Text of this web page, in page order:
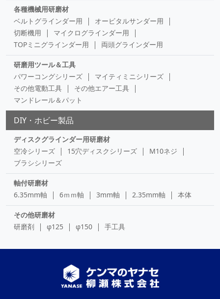
各種機械用研磨材
ベルトグラインダー用
オービタルサンダー用
切断機用
マイクログラインダー用
TOPミニグラインダー用
両頭グラインダー用
研磨用ツール＆工具
パワーコングシリーズ
マイティミニシリーズ
その他電動工具
その他エアー工具
マンドレール＆パット
DIY・ホビー製品
ディスクグラインダー用研磨材
空冷シリーズ
15穴ディスクシリーズ
M10ネジ
ブラシシリーズ
軸付研磨材
6.35mm軸
6ｍｍ軸 3mm軸 2.35mm軸 本体
その他研磨材
研磨剤
φ125 φ150 手工具